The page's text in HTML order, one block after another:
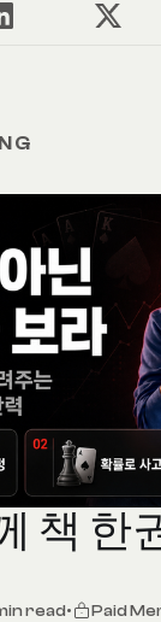
책 한
read•
Paid